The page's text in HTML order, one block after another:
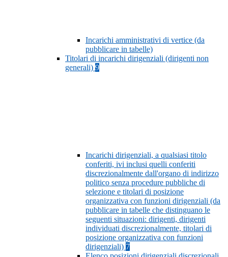
Incarichi amministrativi di vertice (da
pubblicare in tabelle)
Titolari di incarichi dirigenziali (dirigenti non
generali) 9
Incarichi dirigenziali, a qualsiasi titolo
conferiti, ivi inclusi quelli conferiti
discrezionalmente dall'organo di indirizzo
politico senza procedure pubbliche di
selezione e titolari di posizione
organizzativa con funzioni dirigenziali (da
pubblicare in tabelle che distinguano le
seguenti situazioni: dirigenti, dirigenti
individuati discrezionalmente, titolari di
posizione organizzativa con funzioni
dirigenziali) 7